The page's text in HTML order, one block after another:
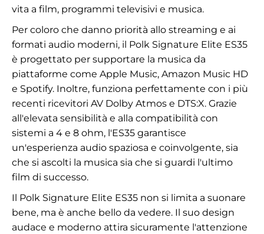
vita a film, programmi televisivi e musica.
Per coloro che danno priorità allo streaming e ai
formati audio moderni, il Polk Signature Elite ES35
è progettato per supportare la musica da
piattaforme come Apple Music, Amazon Music HD
e Spotify. Inoltre, funziona perfettamente con i più
recenti ricevitori AV Dolby Atmos e DTS:X. Grazie
all'elevata sensibilità e alla compatibilità con
sistemi a 4 e 8 ohm, l'ES35 garantisce
un'esperienza audio spaziosa e coinvolgente, sia
che si ascolti la musica sia che si guardi l'ultimo
film di successo.
Il Polk Signature Elite ES35 non si limita a suonare
bene, ma è anche bello da vedere. Il suo design
audace e moderno attira sicuramente l'attenzione